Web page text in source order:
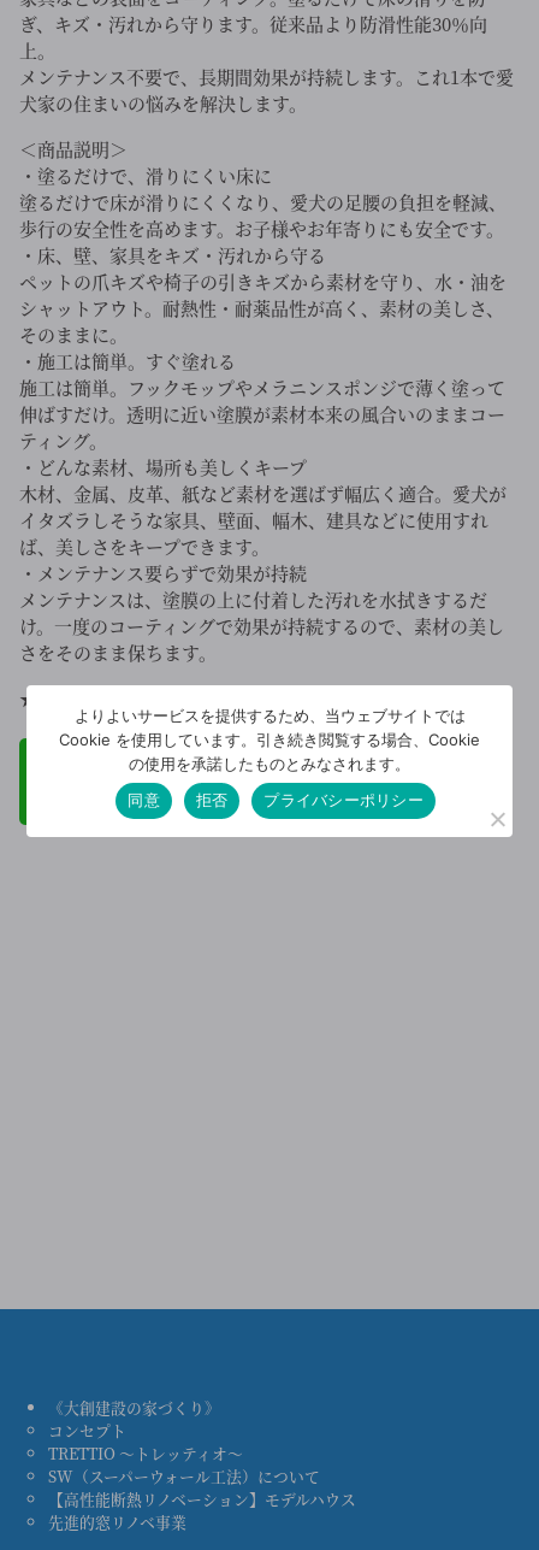
ぎ、キズ・汚れから守ります。従来品より防滑性能30％向
上。
メンテナンス不要で、長期間効果が持続します。これ1本で愛
犬家の住まいの悩みを解決します。
＜商品説明＞
・塗るだけで、滑りにくい床に
塗るだけで床が滑りにくくなり、愛犬の足腰の負担を軽減、
歩行の安全性を高めます。お子様やお年寄りにも安全です。
・床、壁、家具をキズ・汚れから守る
ペットの爪キズや椅子の引きキズから素材を守り、水・油を
シャットアウト。耐熱性・耐薬品性が高く、素材の美しさ、
そのままに。
・施工は簡単。すぐ塗れる
施工は簡単。フックモップやメラニンスポンジで薄く塗って
伸ばすだけ。透明に近い塗膜が素材本来の風合いのままコー
ティング。
・どんな素材、場所も美しくキープ
木材、金属、皮革、紙など素材を選ばず幅広く適合。愛犬が
イタズラしそうな家具、壁面、幅木、建具などに使用すれ
ば、美しさをキープできます。
・メンテナンス要らずで効果が持続
メンテナンスは、塗膜の上に付着した汚れを水拭きするだ
け。一度のコーティングで効果が持続するので、素材の美し
さをそのまま保ちます。
★LINEでのお問い合わせも受付中です！
《大創建設の家づくり》
コンセプト
TRETTIO ～トレッティオ～
SW（スーパーウォール工法）について
【高性能断熱リノベーション】モデルハウス
先進的窓リノベ事業
よりよいサービスを提供するため、当ウェブサイトでは
Cookie を使用しています。引き続き閲覧する場合、Cookie
の使用を承諾したものとみなされます。
同意
拒否 プライバシーポリシー